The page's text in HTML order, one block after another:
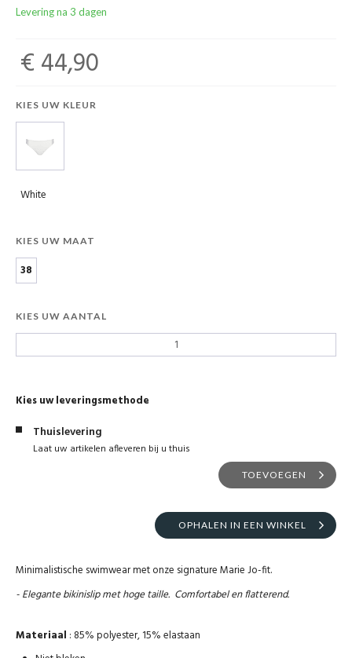
Levering na 3 dagen
€ 44,90
KIES UW KLEUR
White
KIES UW MAAT
38
KIES UW AANTAL
Kies uw leveringsmethode
Thuislevering
Laat uw artikelen afleveren bij u thuis
TOEVOEGEN
OPHALEN IN EEN WINKEL
Minimalistische swimwear met onze signature Marie Jo-fit.
- Elegante bikinislip met hoge taille. Comfortabel en flatterend.
Materiaal : 85% polyester, 15% elastaan